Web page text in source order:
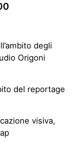
degli
Origoni
del reportage
visiva,